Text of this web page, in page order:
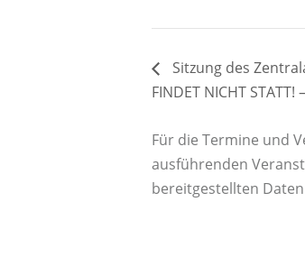
Sitzung des
FINDET NICHT STATT! –
Für die Termine und
ausführenden
bereitgestellten